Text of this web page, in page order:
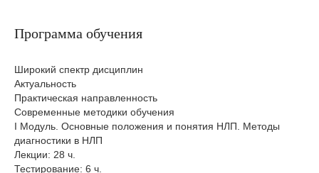
Программа обучения
Широкий спектр дисциплин
Актуальность
Практическая направленность
Современные методики обучения
I Модуль. Основные положения и понятия НЛП. Методы
диагностики в НЛП
Лекции: 28 ч.
Тестирование: 6 ч.